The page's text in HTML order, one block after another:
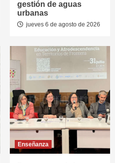
gestión de aguas
urbanas
jueves 6 de agosto de 2026
Enseñanza